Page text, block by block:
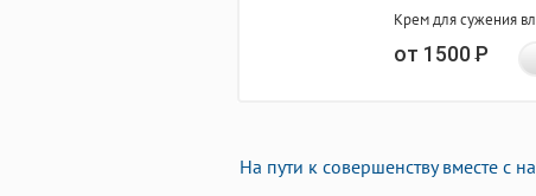
Крем для сужения
от 1500Р
На пути к совершенству вместе с